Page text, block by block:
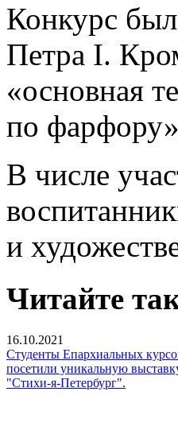
Конкурс
Петра I.
«основная
по
В числе
и
Читайте
16.10.2021
Студенты Епархиальных
посетили уникальную
"Стихи-я-Петербург".